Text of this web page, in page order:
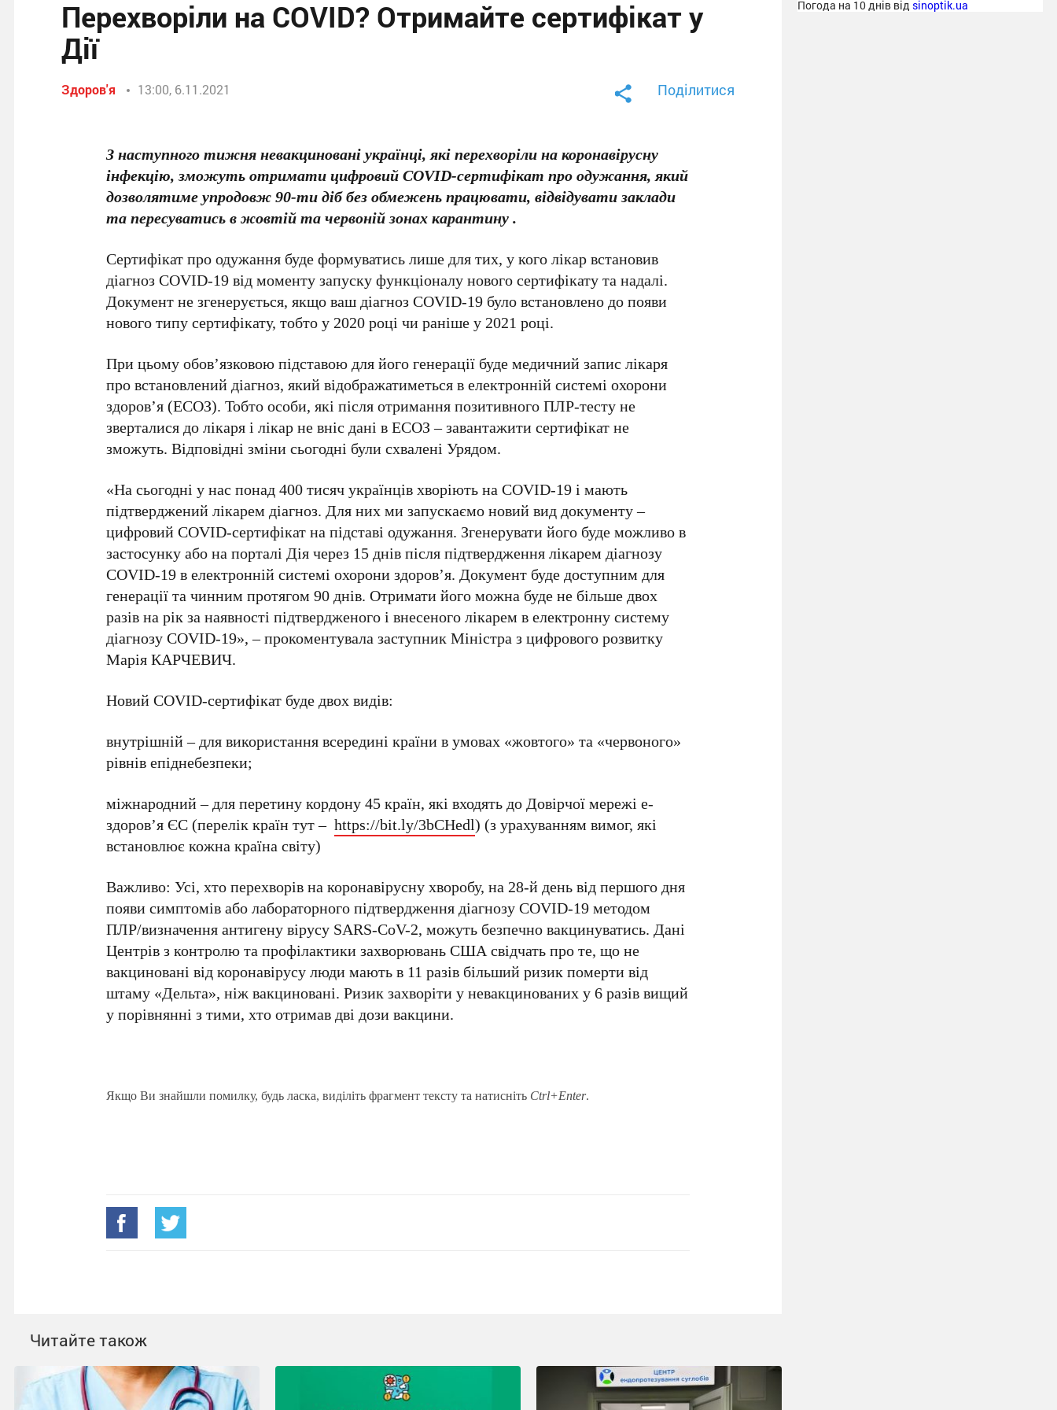
Перехворіли на COVID? Отримайте сертифікат у
Дії
Здоров'я 13:00, 6.11.2021 Поділитися
З наступного тижня невакциновані українці, які перехворіли на коронавірусну
інфекцію, зможуть отримати цифровий COVID-сертифікат про одужання, який
дозволятиме упродовж 90-ти діб без обмежень працювати, відвідувати заклади
та пересуватись в жовтій та червоній зонах карантину .
Сертифікат про одужання буде формуватись лише для тих, у кого лікар встановив
діагноз COVID-19 від моменту запуску функціоналу нового сертифікату та надалі.
Документ не згенерується, якщо ваш діагноз COVID-19 було встановлено до появи
нового типу сертифікату, тобто у 2020 році чи раніше у 2021 році.
При цьому обов’язковою підставою для його генерації буде медичний запис лікаря
про встановлений діагноз, який відображатиметься в електронній системі охорони
здоров’я (ЕСОЗ). Тобто особи, які після отримання позитивного ПЛР-тесту не
зверталися до лікаря і лікар не вніс дані в ЕСОЗ – завантажити сертифікат не
зможуть. Відповідні зміни сьогодні були схвалені Урядом.
«На сьогодні у нас понад 400 тисяч українців хворіють на COVID-19 і мають
підтверджений лікарем діагноз. Для них ми запускаємо новий вид документу –
цифровий COVID-сертифікат на підставі одужання. Згенерувати його буде можливо в
застосунку або на порталі Дія через 15 днів після підтвердження лікарем діагнозу
COVID-19 в електронній системі охорони здоров’я. Документ буде доступним для
генерації та чинним протягом 90 днів. Отримати його можна буде не більше двох
разів на рік за наявності підтвердженого і внесеного лікарем в електронну систему
діагнозу COVID-19», – прокоментувала заступник Міністра з цифрового розвитку
Марія КАРЧЕВИЧ.
Новий COVID-сертифікат буде двох видів:
внутрішній – для використання всередині країни в умовах «жовтого» та «червоного»
рівнів епіднебезпеки;
міжнародний – для перетину кордону 45 країн, які входять до Довірчої мережі е-
здоров’я ЄС (перелік країн тут –https://bit.ly/3bCHedl) (з урахуванням вимог, які
встановлює кожна країна світу)
Важливо: Усі, хто перехворів на коронавірусну хворобу, на 28-й день від першого дня
появи симптомів або лабораторного підтвердження діагнозу COVID-19 методом
ПЛР/визначення антигену вірусу SARS-CoV-2, можуть безпечно вакцинуватись. Дані
Центрів з контролю та профілактики захворювань США свідчать про те, що не
вакциновані від коронавірусу люди мають в 11 разів більший ризик померти від
штаму «Дельта», ніж вакциновані. Ризик захворіти у невакцинованих у 6 разів вищий
у порівнянні з тими, хто отримав дві дози вакцини.
Якщо Ви знайшли помилку, будь ласка, виділіть фрагмент тексту та натисніть Ctrl+Enter.
Читайте також
Погода на 10 днів від sinoptik.ua